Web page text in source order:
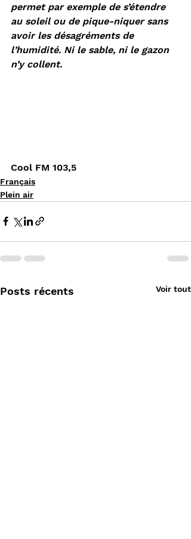
permet par exemple de s’étendre
au soleil ou de pique-niquer sans
avoir les désagréments de
l’humidité. Ni le sable, ni le gazon
n’y collent.
Cool FM 103,5
Français
Plein air
Posts récents Voir tout